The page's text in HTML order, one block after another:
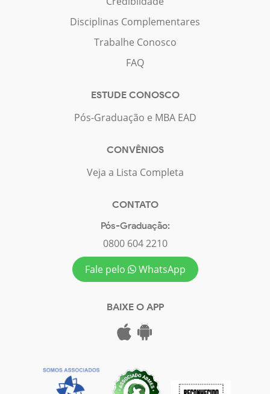
Disciplinas Complementares
Trabalhe Conosco
FAQ
ESTUDE CONOSCO
Pós-Graduação e MBA EAD
CONVÊNIOS
Veja a Lista Completa
CONTATO
Pós-Graduação:
0800 604 2210
Fale pelo
WhatsApp
BAIXE O APP